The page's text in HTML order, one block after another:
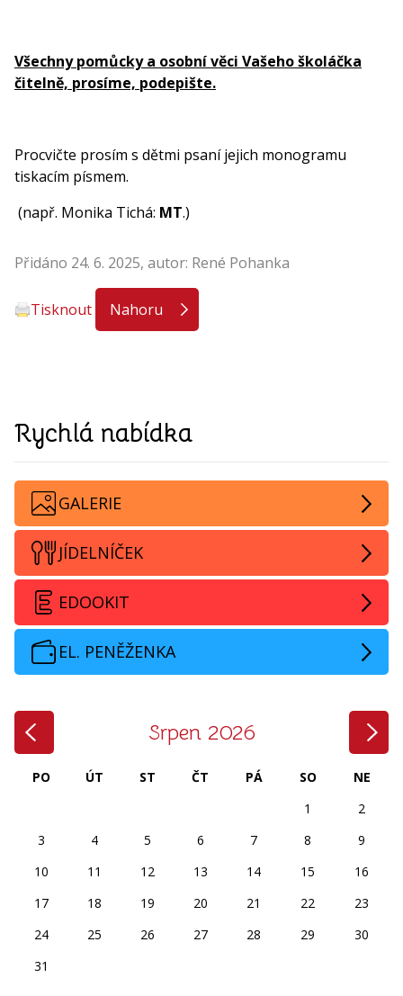
Všechny pomůcky a osobní věci Vašeho školáčka
čitelně, prosíme, podepište.
Procvičte prosím s dětmi psaní jejich monogramu
tiskacím písmem.
(např. Monika Tichá: MT.)
Přidáno 24. 6. 2025, autor: René Pohanka
Tisknout Nahoru
Rychlá nabídka
GALERIE
JÍDELNÍČEK
EDOOKIT
EL. PENĚŽENKA
Srpen 2026
PO ÚT ST ČT PÁ SO
NE
1
2
3
4 5 6 7 8
9
10
11 12 13 14 15
16
17
18 19 20 21 22
23
24
25 26 27 28 29
30
31